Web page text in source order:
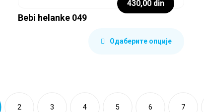
Bebi helanke 049
430,00 din
Одаберите опције
2 3 4 5 6 7